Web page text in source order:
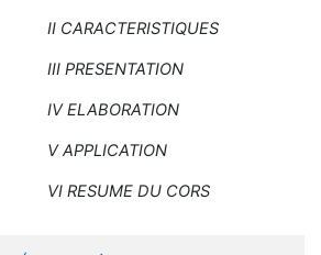
II CARACTERISTIQUES
III PRESENTATION
IV ELABORATION
V APPLICATION
VI RESUME DU CORS